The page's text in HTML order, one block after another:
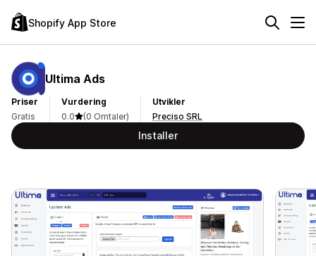
Shopify App Store
Ultima Ads
Priser
Gratis
Vurdering
0.0
(0 Omtaler)
Utvikler
Preciso SRL
Installer